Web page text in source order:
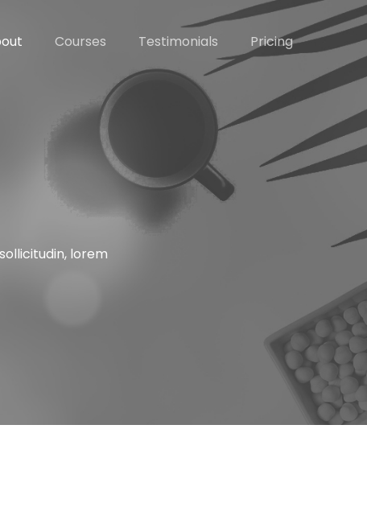
Courses Testimonials Pricing
lorem